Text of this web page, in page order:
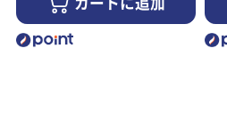
カートに追加